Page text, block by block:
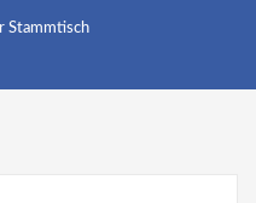
Stammtisch